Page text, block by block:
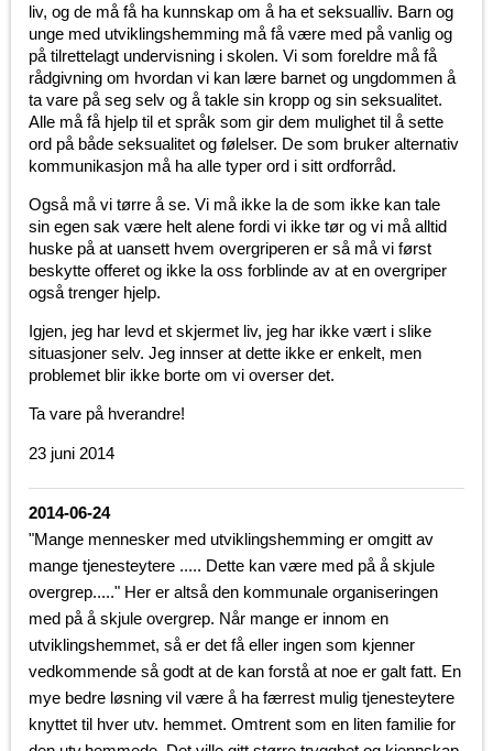
liv, og de må få ha kunnskap om å ha et seksualliv. Barn og
unge med utviklingshemming må få være med på vanlig og
på tilrettelagt undervisning i skolen. Vi som foreldre må få
rådgivning om hvordan vi kan lære barnet og ungdommen å
ta vare på seg selv og å takle sin kropp og sin seksualitet.
Alle må få hjelp til et språk som gir dem mulighet til å sette
ord på både seksualitet og følelser. De som bruker alternativ
kommunikasjon må ha alle typer ord i sitt ordforråd.
Også må vi tørre å se. Vi må ikke la de som ikke kan tale
sin egen sak være helt alene fordi vi ikke tør og vi må alltid
huske på at uansett hvem overgriperen er så må vi først
beskytte offeret og ikke la oss forblinde av at en overgriper
også trenger hjelp.
Igjen, jeg har levd et skjermet liv, jeg har ikke vært i slike
situasjoner selv. Jeg innser at dette ikke er enkelt, men
problemet blir ikke borte om vi overser det.
Ta vare på hverandre!
23 juni 2014
2014-06-24
"Mange mennesker med utviklingshemming er omgitt av
mange tjenesteytere ..... Dette kan være med på å skjule
overgrep....." Her er altså den kommunale organiseringen
med på å skjule overgrep. Når mange er innom en
utviklingshemmet, så er det få eller ingen som kjenner
vedkommende så godt at de kan forstå at noe er galt fatt. En
mye bedre løsning vil være å ha færrest mulig tjenesteytere
knyttet til hver utv. hemmet. Omtrent som en liten familie for